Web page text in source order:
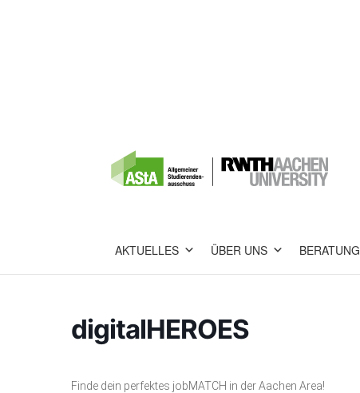
AKTUELLES ÜBER UNS BERATUNG
digitalHEROES
Finde dein perfektes jobMATCH in der Aachen Area!